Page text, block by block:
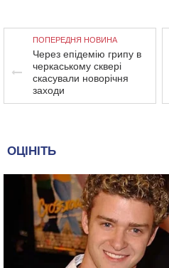
ПОПЕРЕДНЯ НОВИНА
Через епідемію грипу в
черкаському сквері
скасували новорічня
заходи